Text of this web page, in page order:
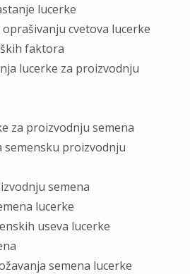
lucerke
cvetova lucerke
faktora
lucerke za proizvodnju
za proizvodnju semena
semensku proizvodnju
semena
lucerke
useva lucerke
semena lucerke